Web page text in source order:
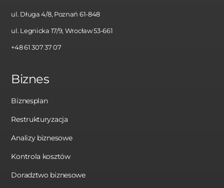
ul. Długa 4/8, Poznań 61-848
ul. Legnicka 17/9, Wrocław 53-661
+48 61 307 37 07
Biznes
Biznesplan
Restrukturyzacja
Analizy biznesowe
Kontrola kosztów
Doradztwo biznesowe